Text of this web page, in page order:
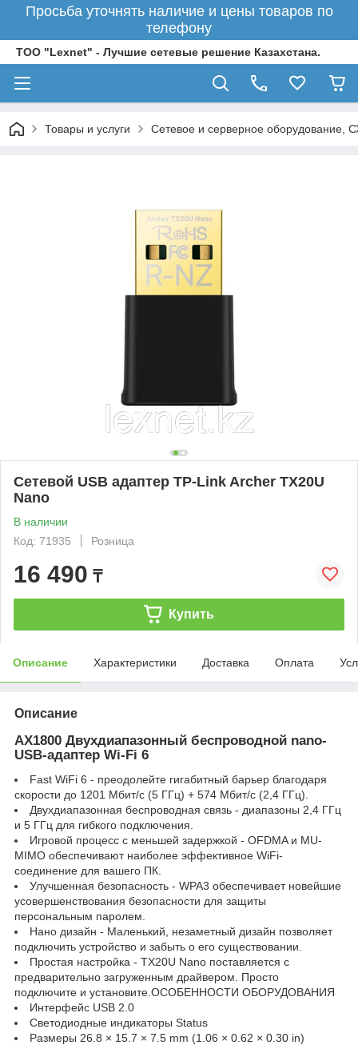
Просьба уточнять наличие и цены товаров по
телефону
ТОО "Lexnet" - Лучшие сетевые решение Казахстана.
Товары и услуги Сетевое и серверное оборудование,
Сетевой USB адаптер TP-Link Archer TX20U
Nano
В наличии
Код: 71935
Розница
16 490 ₸
Купить
Описание Характеристики Доставка Оплата
Описание
AX1800 Двухдиапазонный беспроводной nano-
USB-адаптер Wi-Fi 6
Fast WiFi 6 - преодолейте гигабитный барьер благодаря
скорости до 1201 Мбит/с (5 ГГц) + 574 Мбит/с (2,4 ГГц).
Двухдиапазонная беспроводная связь - диапазоны 2,4 ГГц
и 5 ГГц для гибкого подключения.
Игровой процесс с меньшей задержкой - OFDMA и MU-
MIMO обеспечивают наиболее эффективное WiFi-
соединение для вашего ПК.
Улучшенная безопасность - WPA3 обеспечивает новейшие
усовершенствования безопасности для защиты
персональным паролем.
Нано дизайн - Маленький, незаметный дизайн позволяет
подключить устройство и забыть о его существовании.
Простая настройка - TX20U Nano поставляется с
предварительно загруженным драйвером. Просто
подключите и установите.ОСОБЕННОСТИ ОБОРУДОВАНИЯ
Интерфейс USB 2.0
Светодиодные индикаторы Status
Размеры 26.8 × 15.7 × 7.5 mm (1.06 × 0.62 × 0.30 in)